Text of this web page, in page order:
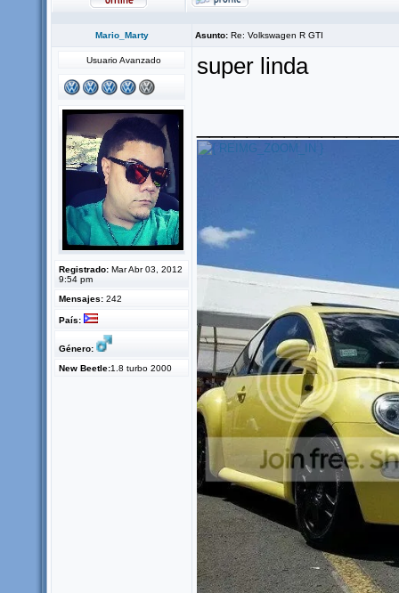
Mario_Marty Asunto: Re: Volkswagen R GTI
Usuario Avanzado
Registrado: Mar Abr 03, 2012
9:54 pm
Mensajes: 242
País:
Género:
New Beetle:1.8 turbo 2000
super linda